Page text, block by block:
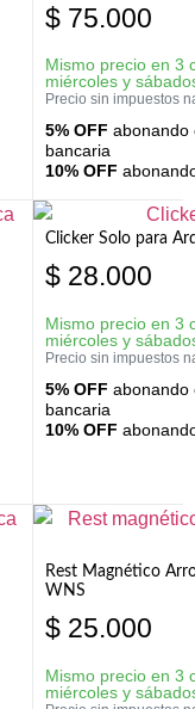
$ 75.000
Mismo precio en 3
miércoles y
Precio sin impuestos
5% OFF abonando
bancaria
10% OFF
Clicker Solo para
$ 28.000
Mismo precio en 3
miércoles y
Precio sin impuestos
5% OFF abonando
bancaria
10% OFF
Rest Magnético
WNS
$ 25.000
Mismo precio en 3
miércoles y